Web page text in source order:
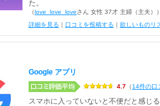
た。
（love_love_loveさん 女性 37才 主婦（主夫））
詳細を見る ｜ 口コミを投稿する ｜ 欲しいものリ
Google アプリ
4.7 （14件の口
スマホに入っていないと不便だと感じ